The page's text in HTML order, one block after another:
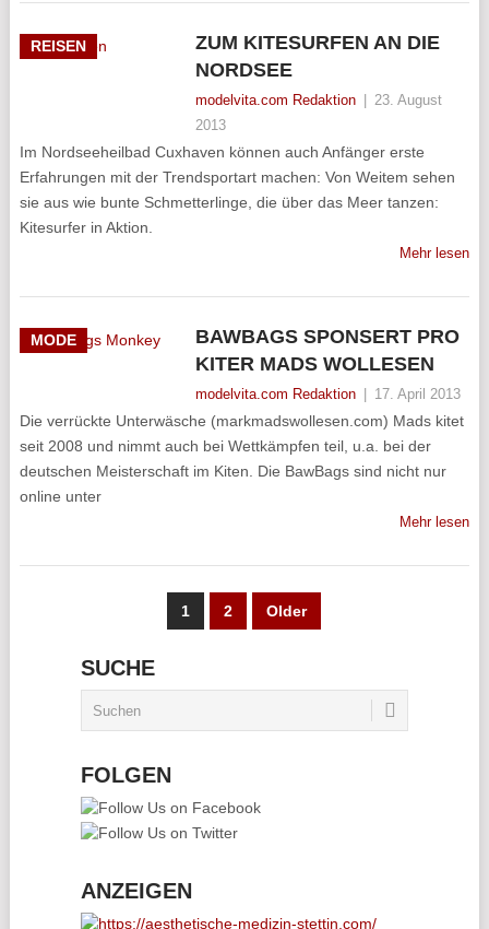
REISEN
ZUM KITESURFEN AN DIE
NORDSEE
modelvita.com Redaktion
23. August
2013
Im Nordseeheilbad Cuxhaven können auch Anfänger erste
Erfahrungen mit der Trendsportart machen: Von Weitem sehen
sie aus wie bunte Schmetterlinge, die über das Meer tanzen:
Kitesurfer in Aktion.
Mehr lesen
MODE
BAWBAGS SPONSERT PRO
KITER MADS WOLLESEN
modelvita.com Redaktion 17. April 2013
Die verrückte Unterwäsche (markmadswollesen.com) Mads kitet
seit 2008 und nimmt auch bei Wettkämpfen teil, u.a. bei der
deutschen Meisterschaft im Kiten. Die BawBags sind nicht nur
online unter
Mehr lesen
SEITENNUMMERIERUNG
BEITRÄGE
1 2 Older
SUCHE
FOLGEN
ANZEIGEN